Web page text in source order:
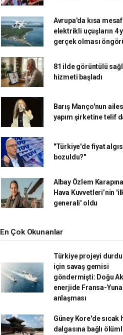
Avrupa'da kısa
elektrikli uçuşların 4
gerçek olması
81 ilde görüntülü
hizmeti başladı
Barış Manço'nun
yapım şirketine telif
"Türkiye'de fiyat
bozuldu?"
Albay Özlem
Hava Kuvvetleri’nin
generali' oldu
En Çok Okunanlar
Türkiye projeyi
için savaş gemisi
göndermişti: Doğu
enerjide Fransa-
anlaşması
Güney Kore'de sıcak
dalgasına bağlı